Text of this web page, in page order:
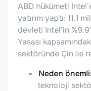
ABD hükümeti
yatırım yaptı: 11.1
devleti Intel'in
Yasası
sektöründe Çin ile
Neden
teknoloji